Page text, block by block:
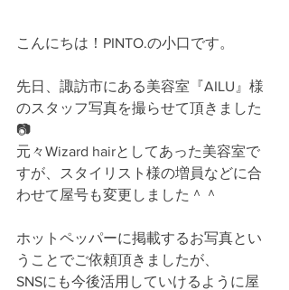
こんにちは！PINTO.の小口です。
先日、諏訪市にある美容室『AILU』様
のスタッフ写真を撮らせて頂きました
📷
元々Wizard hairとしてあった美容室で
すが、スタイリスト様の増員などに合
わせて屋号も変更しました＾＾
ホットペッパーに掲載するお写真とい
うことでご依頼頂きましたが、
SNSにも今後活用していけるように屋